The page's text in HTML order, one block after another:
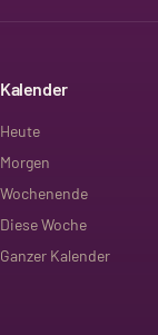
Kalender
Heute
Morgen
Wochenende
Diese Woche
Ganzer Kalender